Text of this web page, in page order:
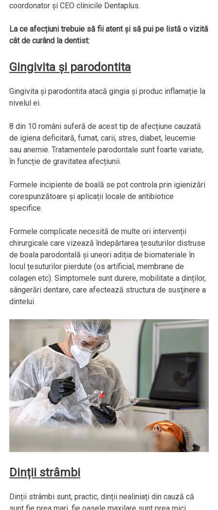
coordonator și CEO clinicile Dentaplus.
La ce afecțiuni trebuie să fii atent și să pui pe listă o vizită
cât de curând la dentist:
Gingivita și parodontita
Gingivita și parodontita atacă gingia și produc inflamație la
nivelul ei.
8 din 10 români suferă de acest tip de afecțiune cauzată
de igiena deficitară, fumat, carii, stres, diabet, leucemie
sau anemie. Tratamentele parodontale sunt foarte variate,
în funcție de gravitatea afecțiunii.
Formele incipiente de boală se pot controla prin igienizări
corespunzătoare și aplicații locale de antibiotice
specifice.
Formele complicate necesită de multe ori intervenții
chirurgicale care vizează îndepărtarea țesuturilor distruse
de boala parodontală și uneori adiția de biomateriale în
locul țesuturilor pierdute (os artificial, membrane de
colagen etc). Simptomele sunt durere, mobilitate a dinților,
sângerări dentare, care afectează structura de susţinere a
dintelui.
Dinții strâmbi
Dinții strâmbi sunt, practic, dinții nealiniați din cauză că